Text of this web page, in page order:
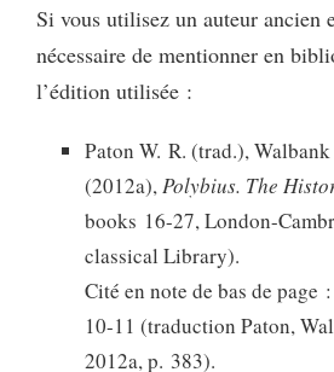
Si vous utilisez un auteur ancien
nécessaire de mentionner en
l’édition utilisée :
Paton W. R. (trad.),
(2012a),Polybius. The
books 16-27, London-
classical Library).
Cité en note de bas de page
10-11 (traduction Paton,
2012a, p. 383).